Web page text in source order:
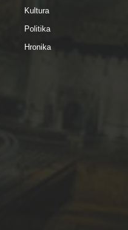
Kultura
Politika
Hronika